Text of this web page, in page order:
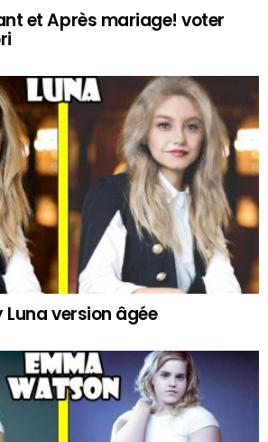
et Après mariage! voter
Luna version âgée